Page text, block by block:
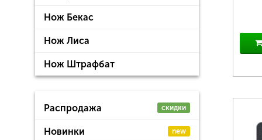
Нож Бекас
Нож Лиса
Нож Штрафбат
Распродажа скидки
Новинки new